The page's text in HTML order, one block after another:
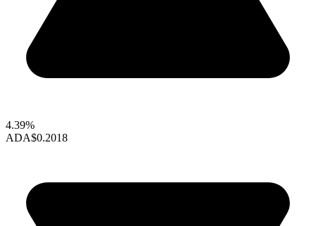
4.39%
ADA$0.2018